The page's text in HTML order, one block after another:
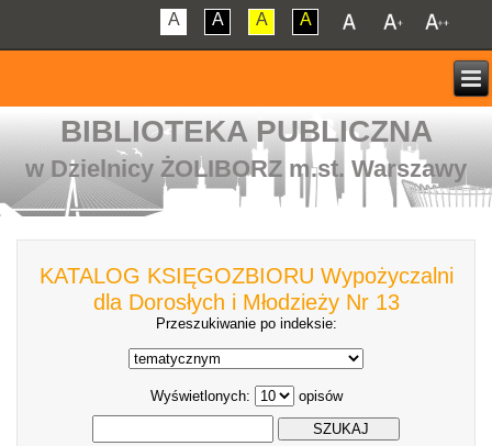
A A A A
BIBLIOTEKA PUBLICZNA
w Dzielnicy ŻOLIBORZ m.st. Warszawy
KATALOG KSIĘGOZBIORU Wypożyczalni
dla Dorosłych i Młodzieży Nr 13
Przeszukiwanie po indeksie:
Wyświetlonych: opisów